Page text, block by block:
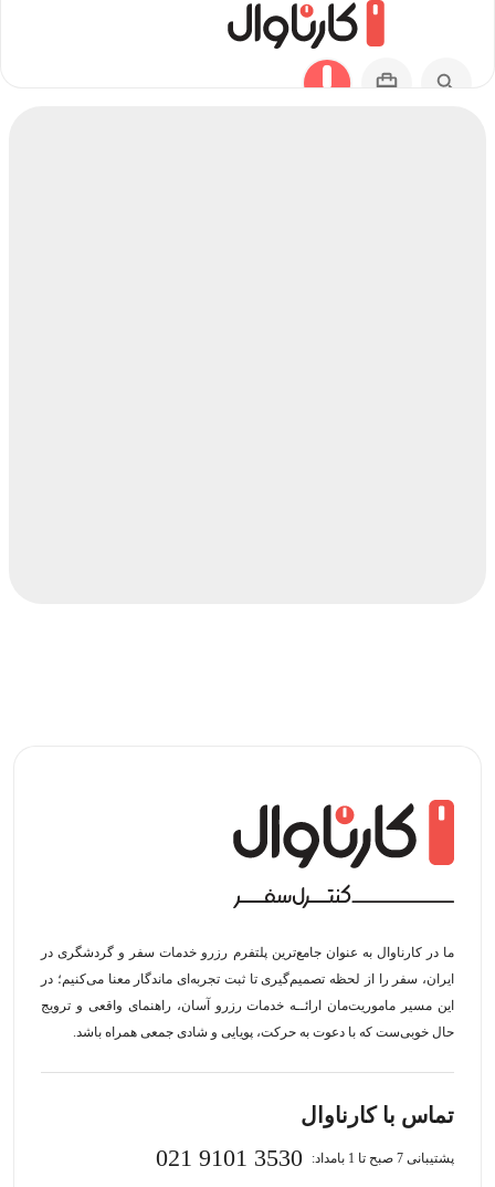
ما در کارناوال به عنوان جامع‌ترین پلتفرم رزرو خدمات سفر و گردشگری در
ایران، سفر را از لحظه‌ تصمیم‌گیری تا ثبت تجربه‌ای ماندگار معنا می‌کنیم؛ در
این مسیر‍ ماموریت‌مان اراﺋــﻪ خدمات رزرو آسان، راهنمای واقعی و ترویج
حال خوبی‌ست که با دعوت به حرکت، پویایی و شادی جمعی همراه باشد.
تماس با کارناوال
پشتیبانی 7 صبح تا 1 بامداد: 021 9101 3530